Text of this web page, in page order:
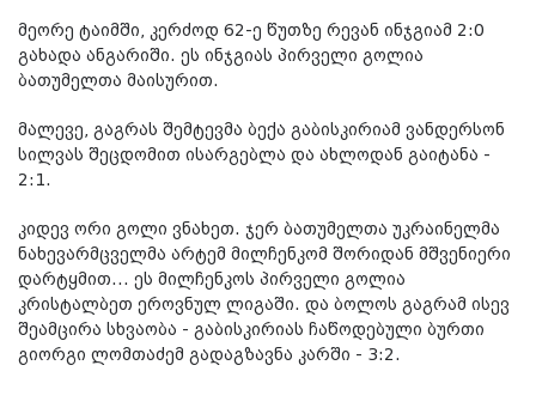
მეორე ტაიმში, კერძოდ 62-ე წუთზე რევან ინჯგიამ 2:0
გახადა ანგარიში. ეს ინჯგიას პირველი გოლია
ბათუმელთა მაისურით.
მალევე, გაგრას შემტევმა ბექა გაბისკირიამ ვანდერსონ
სილვას შეცდომით ისარგებლა და ახლოდან გაიტანა -
2:1.
კიდევ ორი გოლი ვნახეთ. ჯერ ბათუმელთა უკრაინელმა
ნახევარმცველმა არტემ მილჩენკომ შორიდან მშვენიერი
დარტყმით... ეს მილჩენკოს პირველი გოლია
კრისტალბეთ ეროვნულ ლიგაში. და ბოლოს გაგრამ ისევ
შეამცირა სხვაობა - გაბისკირიას ჩაწოდებული ბურთი
გიორგი ლომთაძემ გადაგზავნა კარში - 3:2.